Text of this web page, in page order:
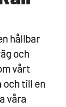
hållbar
och
vårt
och till en
våra